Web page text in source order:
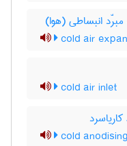
انبساطی (هوا)
cold air
cold air inlet
cold anodising